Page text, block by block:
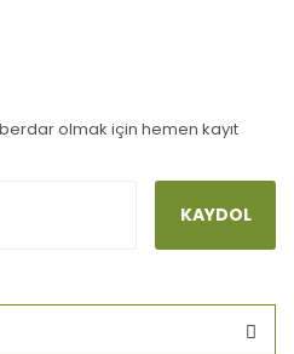
olmak için hemen kayıt
KAYDOL